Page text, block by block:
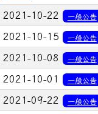
2021-10-22 一般公告
2021-10-15 一般公告
2021-10-08 一般公告
2021-10-01 一般公告
2021-09-22 一般公告